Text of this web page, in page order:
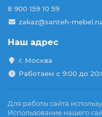
8 900 159 10 59
zakaz@santeh-mebel.ru
Наш адрес
г. Москва
Работаем с 9:00 до
Для работы сайта
Использование нашего